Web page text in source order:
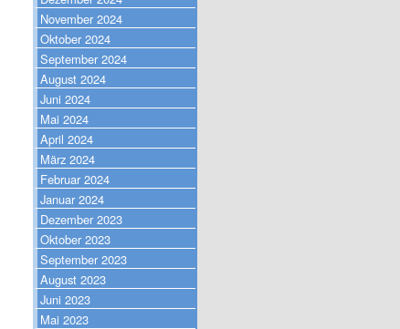
November 2024
Oktober 2024
September 2024
August 2024
Juni 2024
Mai 2024
April 2024
März 2024
Februar 2024
Januar 2024
Dezember 2023
Oktober 2023
September 2023
August 2023
Juni 2023
Mai 2023